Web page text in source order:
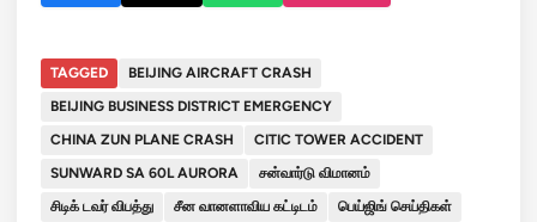
TAGGED
BEIJING AIRCRAFT CRASH
BEIJING BUSINESS DISTRICT EMERGENCY
CHINA ZUN PLANE CRASH
CITIC TOWER ACCIDENT
SUNWARD SA 60L AURORA
சன்வார்டு விமானம்
சிடிக் டவர் விபத்து
சீன வானளாவிய கட்டிடம்
பெய்ஜிங் செய்திகள்